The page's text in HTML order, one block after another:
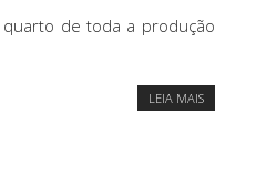
de toda a produção
LEIA MAIS